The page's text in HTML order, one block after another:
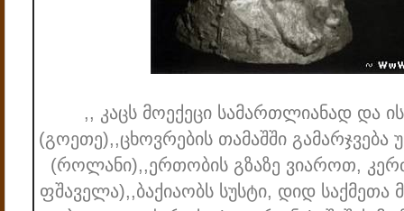
,, კაცს მოექეცი სამართლიანად და
(გოეთე),,ცხოვრების თამაშში გამარჯვება
(როლანი),,ერთობის გზაზე ვიაროთ,
ფშაველა),,ბაქიაობს სუსტი, დიდ საქმეთა